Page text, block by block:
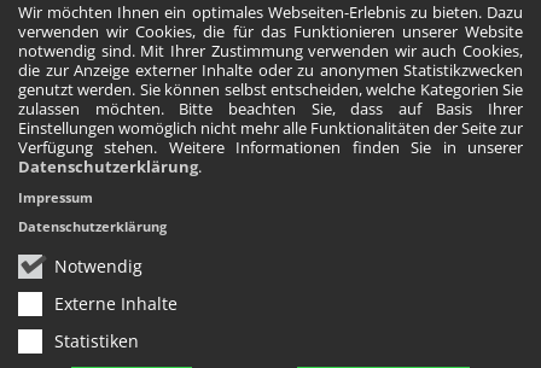
Wir möchten Ihnen ein optimales Webseiten-Erlebnis zu bieten. Dazu
verwenden wir Cookies, die für das Funktionieren unserer Website
notwendig sind. Mit Ihrer Zustimmung verwenden wir auch Cookies,
die zur Anzeige externer Inhalte oder zu anonymen Statistikzwecken
genutzt werden. Sie können selbst entscheiden, welche Kategorien Sie
zulassen möchten. Bitte beachten Sie, dass auf Basis Ihrer
Einstellungen womöglich nicht mehr alle Funktionalitäten der Seite zur
Verfügung stehen. Weitere Informationen finden Sie in unserer
Datenschutzerklärung.
Notwendig
Externe Inhalte
Statistiken
Impressum
Datenschutzerklärung